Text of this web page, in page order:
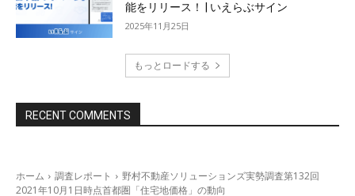
能をリリース！ | いえらぶサイン
2025年11月25日
もっとロードする
RECENT COMMENTS